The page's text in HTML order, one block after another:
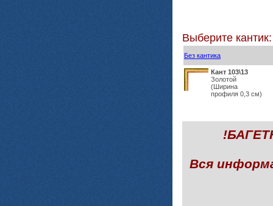
Выберите кантик:
Без кантика
Кант 103\13
Золотой
(Ширина
профиля 0,3 см)
Вся